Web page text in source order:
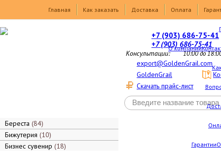
Главная
Как заказать Доставка Оплата
О компании
Гарантии
+7 (903) 686-75-41
+7 (903) 686-75-41
Консультации: 10:00 до
export@GoldenGrail.com
GoldenGrail
Скачать прайс-лист
Береста 84
Бижутерия 10
Бизнес сувенир 18